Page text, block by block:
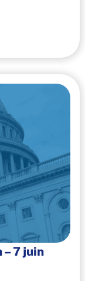
– 7 juin